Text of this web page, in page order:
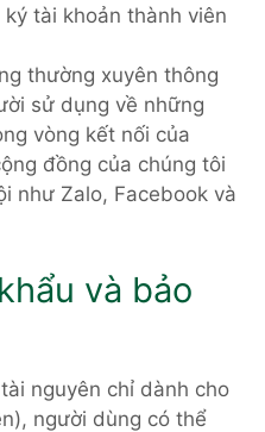
tài khoản thành viên
thường xuyên thông
sử dụng về những
vòng kết nối của
đồng của chúng tôi
như Zalo, Facebook và
và bảo
nguyên chỉ dành cho
người dùng có thể